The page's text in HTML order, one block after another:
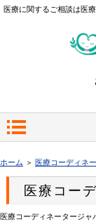
医療に関するご相談は医
ホーム ＞ 医療コーディネ
医療コー
医療コーディネータージ